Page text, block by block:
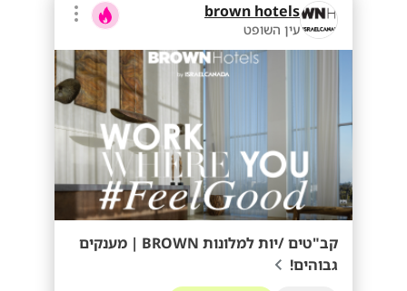
brown hotels
עין השופט
קב"טים /יות למלונות BROWN | מענקים
גבוהים!